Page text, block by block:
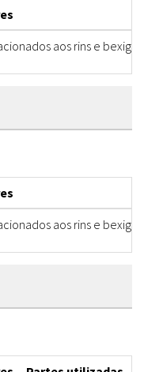
aos rins e bexiga
aos rins e bexiga